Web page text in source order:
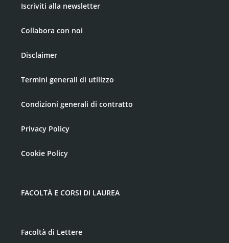
Iscriviti alla newsletter
Collabora con noi
Disclaimer
Termini generali di utilizzo
Condizioni generali di contratto
Privacy Policy
Cookie Policy
FACOLTÀ E CORSI DI LAUREA
Facoltà di Lettere